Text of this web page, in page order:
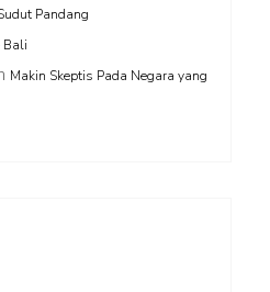
Pandang
Bali
Makin Skeptis Pada Negara yang